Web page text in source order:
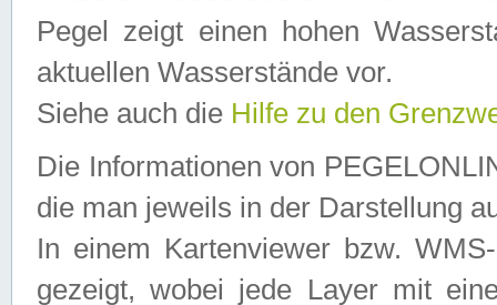
Pegel zeigt einen hohen
aktuellen Wasserstände vor.
Siehe auch die Hilfe zu den
Die Informationen von
die man jeweils in der Darstellung
In einem Kartenviewer bzw.
gezeigt, wobei jede Layer mit